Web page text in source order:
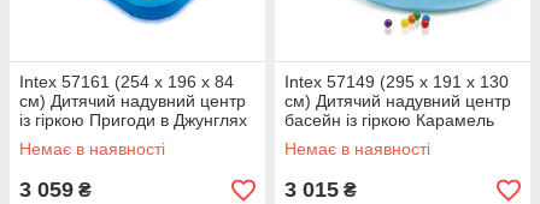
Intex 57161 (254 x 196 x 84
см) Дитячий надувний центр
із гіркою Пригоди в Джунглях
Немає в наявності
3 059 ₴
Intex 57149 (295 x 191 x 130
см) Дитячий надувний центр
басейн із гіркою Карамель
Немає в наявності
3 015 ₴